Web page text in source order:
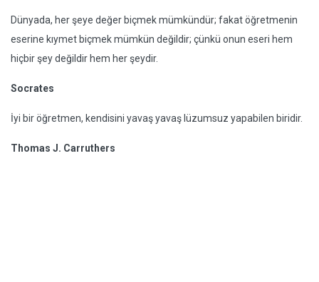
Dünyada, her şeye değer biçmek mümkündür; fakat öğretmenin
eserine kıymet biçmek mümkün değildir; çünkü onun eseri hem
hiçbir şey değildir hem her şeydir.
Socrates
İyi bir öğretmen, kendisini yavaş yavaş lüzumsuz yapabilen biridir.
Thomas J. Carruthers